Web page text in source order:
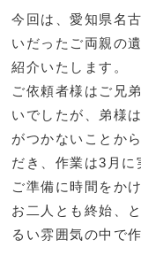
今回は、愛知県名
いだったご両親の
紹介いたします。
ご依頼者様はご兄
いでしたが、弟様
がつかないことか
だき、作業は3月に
ご準備に時間をか
お二人とも終始、
るい雰囲気の中で